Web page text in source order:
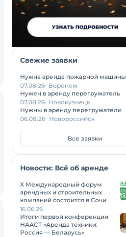
Свежие заявки
Нужна аренда пожарной машины
07.08.26 Воронеж
Нужен в аренду перегружатель
07.08.26 Новокузнецк
Нужны в аренду перегружатели
06.08.26 Новороссийск
Все заявки
Новости: Всё об аренде
X Международный форум
арендных и строительных
компаний состоится в Сочи
16.06.26
Итоги первой конференции
НААСТ «Аренда техники:
Россия — Беларусь»